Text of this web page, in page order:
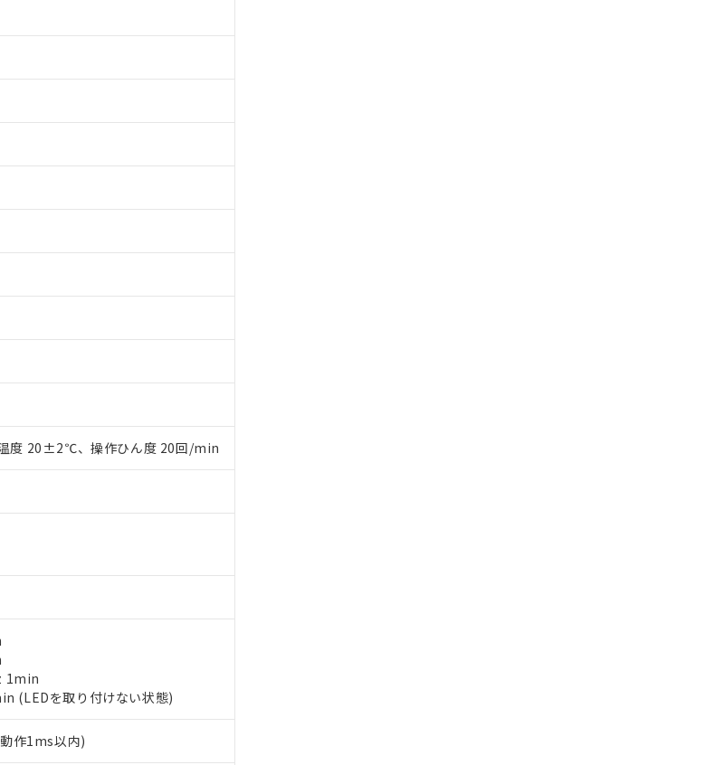
度 20±2℃、操作ひん度 20回/min
1min
(LEDを取り付けない状態)
作1ms以内)
業取扱商品の当社在庫状況および標準価格(税抜)を提供させていただ
結果は、記載している更新日時点での社内データに基づき作成されるも
実際の在庫および標準価格とは異なる場合があることをご了承くださ
はお客様のお取引先、またはお客様担当のオムロン制御機器販売店・
販売拠点は「販売ネットワーク
」をご確認ください。
当社の事前の承諾なく第三者に漏洩または開示しないようお願いしま
成サービス）をご利用いただくには、I-Webメンバーズにご登録され
社にご登録された部品リストについて、当社および当社の共同利用者
するお客様との取引・商談に必要な範囲で利用することをご了承くだ
の非含有に対応した製品に切り替える予定のある商品です。
質）の非含有に非対応の商品で、対応品を出す予定はありません。
質）の非含有の対応状況を調査中または確認中の商品です。
していたものが、含有品と判明した場合などやむを得ず変更すること
フェニル類(PBB) 1000ppm以下、ポリ臭化ジフェニルエーテル類(PBDE) 1000ppm以下、
に対する適用除外項目は除く。
超える意図的な使用がないことを確認しています。
予定月が前後することがあります。
することができます。
の基準値以下であることを示します。
RoHSの基準値を超えていることを示します。
カドミウム) : 100ppm、
ビフェニル類) : 1000ppm、 PBDEs(ポリ臭化ジフェニルエーテル類) : 1000ppm、
タル酸ジイソブチル) : 1000ppm、 BBP(フタル酸ブチルベンジル) : 1000ppm、
が基準値以下であることを示します。
有害物質が外部に漏えいし、環境に深刻な影響を及ぼさない年数を意
へお問い合わせください。
、外国為替および外国貿易法に定める商品（以下｢規制貨物等」とい
する場合は、日本国政府の輸出許可(または役務取引許可)を取得する
は、完全に破砕するなど、違法に輸出されないよう必要な手段を講じ
サイル、化学兵器、生物兵器またはその他武器並びにこれらの製造装
売する場合は、上記1、2および3の内容を当該第三者に通知します。
に係わる関係者が違法に輸出するおそれがある場合は、取り引きをい
合意する
あり
ついては、お客様のお取引先、またはお客様担当のオムロン制御
ご確認ください)
況の情報を公開していない機種